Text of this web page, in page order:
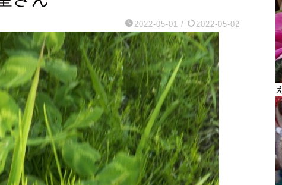
2022-05-01 / 2022-05-02